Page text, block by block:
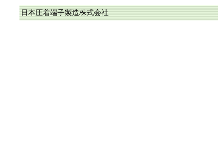
日本圧着端子製造株式会社